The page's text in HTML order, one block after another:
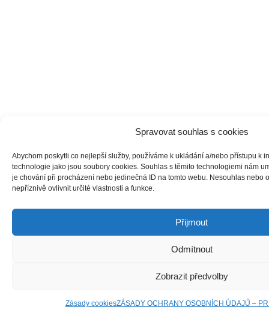
Spravovat souhlas s cookies
Abychom poskytli co nejlepší služby, používáme k ukládání a/nebo přístupu k
technologie jako jsou soubory cookies. Souhlas s těmito technologiemi nám
je chování při procházení nebo jedinečná ID na tomto webu. Nesouhlas nebo
nepříznivě ovlivnit určité vlastnosti a funkce.
Přijmout
Odmítnout
Zobrazit předvolby
Zásady cookiesZÁSADY OCHRANY OSOBNÍCH ÚDAJŮ –